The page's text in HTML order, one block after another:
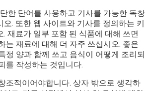
한 단어를 사용하고 기사를 가능한 독창
오. 또한 웹 사이트와 기사를 정의하는 키
재료가 일부 포함 된 식품에 대해 쓰면
는 재료에 대해 더 자주 쓰십시오. 좋은
정 양과 함께 쓰고 음식이 어떻게 조리되
를 작성하는 것입니다.
조적이어야합니다. 상자 밖으로 생각하